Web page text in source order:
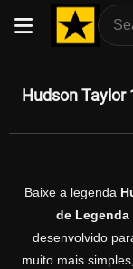
Hudson Taylor
Baixe a legenda
de Legenda
desenvolvido
muito mais